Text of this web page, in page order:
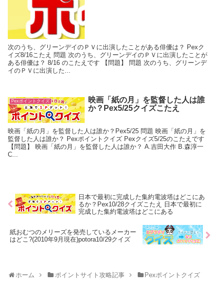
次のうち、グリーンデイのＰＶに出演したことがある俳優は？ Pexク
イズ8/16こたえ 問題 次のうち、グリーンデイのＰＶに出演したことが
ある俳優は？ 8/16 のこたえです 【問題】 問題 次のうち、グリーンデ
イのＰＶに出演した...
Pexポイントクイズ
映画「紙の月」を監督した人は誰
か？Pex5/25クイズこたえ
映画「紙の月」を監督した人は誰か？Pex5/25 問題 映画「紙の月」を
監督した人は誰か？ Pexポイントクイズ Pexクイズ5/25のこたえです
【問題】 映画「紙の月」を監督した人は誰か？ A.吉田大作 B.森淳一
C...
日本で最初に完成した集約電波塔はどこにあ
るか？Pex10/28クイズこたえ 日本で最初に
完成した集約電波塔はどこにある
紙おむつのメリーズを発売しているメーカー
はどこ?(2010年9月現在)potora10/29クイズ
ホーム ポイントサイト攻略記事 Pexポイントクイズ